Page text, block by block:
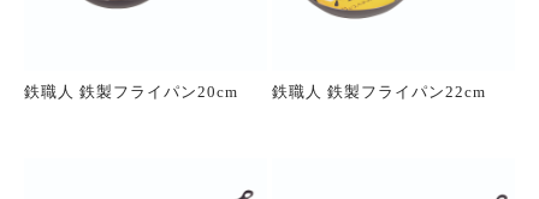
鉄職人 鉄製フライパン20cm 鉄職人 鉄製フライパン22cm